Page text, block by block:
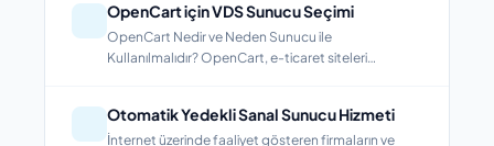
OpenCart için VDS Sunucu Seçimi
OpenCart Nedir ve Neden Sunucu ile
Kullanılmalıdır? OpenCart, e-ticaret siteleri
Otomatik Yedekli Sanal Sunucu Hizmeti
İnternet üzerinde faaliyet gösteren firmaların ve